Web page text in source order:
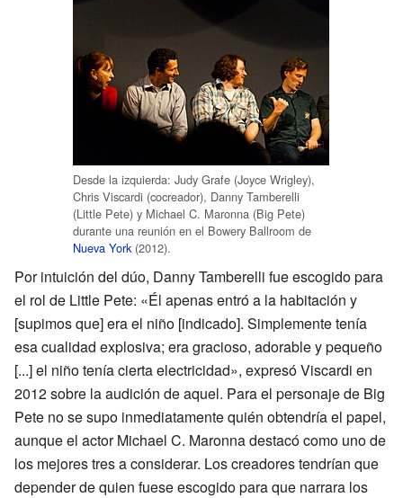
Desde la izquierda: Judy Grafe (Joyce Wrigley),
Chris Viscardi (cocreador), Danny Tamberelli
(Little Pete) y Michael C. Maronna (Big Pete)
durante una reunión en el Bowery Ballroom de
Nueva York(2012).
Por intuición del dúo, Danny Tamberelli fue escogido para
el rol de Little Pete: «Él apenas entró a la habitación y
[supimos que] era el niño [indicado]. Simplemente tenía
esa cualidad explosiva; era gracioso, adorable y pequeño
[...] el niño tenía cierta electricidad», expresó Viscardi en
2012 sobre la audición de aquel. Para el personaje de Big
Pete no se supo inmediatamente quién obtendría el papel,
aunque el actor Michael C. Maronna destacó como uno de
los mejores tres a considerar. Los creadores tendrían que
depender de quien fuese escogido para que narrara los